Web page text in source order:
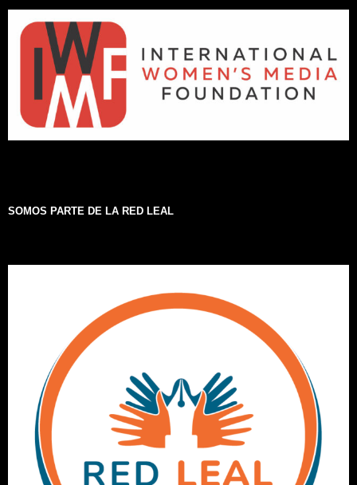
SOMOS PARTE DE LA RED LEAL